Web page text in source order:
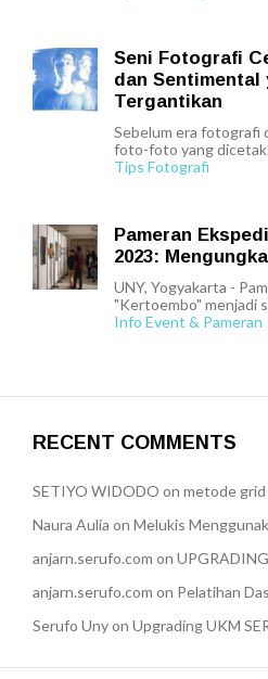
Seni Fotografi
dan Sentimental
Tergantikan
Sebelum era fotografi
foto-foto yang
Tips Fotografi
Pameran
2023:
UNY, Yogyakarta -
"Kertoembo" menjadi
Info Event & Pameran
RECENT COMMENTS
SETIYO WIDODO on metode grid
Naura Aulia on Melukis
anjarn.serufo.com on
anjarn.serufo.com on Pelatihan
Serufo Unyon Upgrading UKM